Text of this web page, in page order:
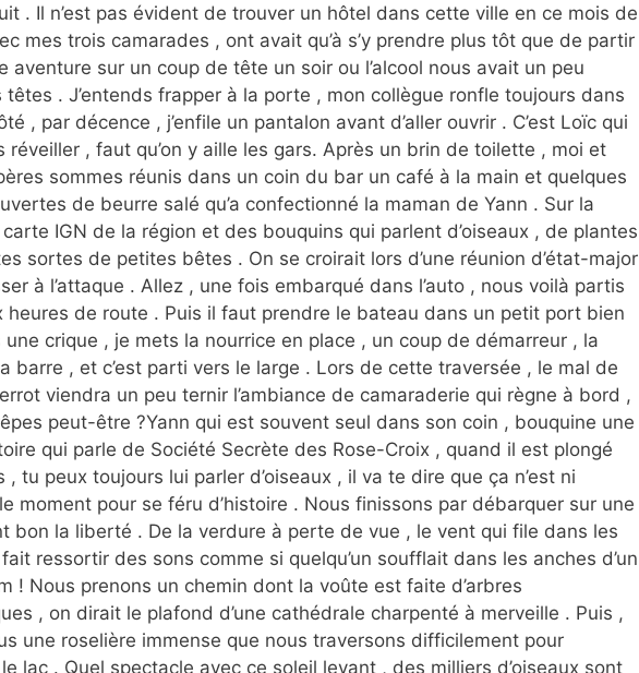
. Il n’est pas évident de trouver un hôtel dans cette ville en ce mois de
mes trois camarades , ont avait qu’à s’y prendre plus tôt que de partir
aventure sur un coup de tête un soir ou l’alcool nous avait un peu
têtes . J’entends frapper à la porte , mon collègue ronfle toujours dans
, par décence , j’enfile un pantalon avant d’aller ouvrir . C’est Loïc qui
réveiller , faut qu’on y aille les gars. Après un brin de toilette , moi et
sommes réunis dans un coin du bar un café à la main et quelques
de beurre salé qu’a confectionné la maman de Yann . Sur la
IGN de la région et des bouquins qui parlent d’oiseaux , de plantes
sortes de petites bêtes . On se croirait lors d’une réunion d’état-major
à l’attaque . Allez , une fois embarqué dans l’auto , nous voilà partis
heures de route . Puis il faut prendre le bateau dans un petit port bien
une crique , je mets la nourrice en place , un coup de démarreur , la
barre , et c’est parti vers le large . Lors de cette traversée , le mal de
viendra un peu ternir l’ambiance de camaraderie qui règne à bord ,
peut-être ?Yann qui est souvent seul dans son coin , bouquine une
qui parle de Société Secrète des Rose-Croix , quand il est plongé
, tu peux toujours lui parler d’oiseaux , il va te dire que ça n’est ni
le moment pour se féru d’histoire . Nous finissons par débarquer sur une
bon la liberté . De la verdure à perte de vue , le vent qui file dans les
ressortir des sons comme si quelqu’un soufflait dans les anches d’un
! Nous prenons un chemin dont la voûte est faite d’arbres
, on dirait le plafond d’une cathédrale charpenté à merveille . Puis ,
une roselière immense que nous traversons difficilement pour
lac . Quel spectacle avec ce soleil levant , des milliers d’oiseaux sont